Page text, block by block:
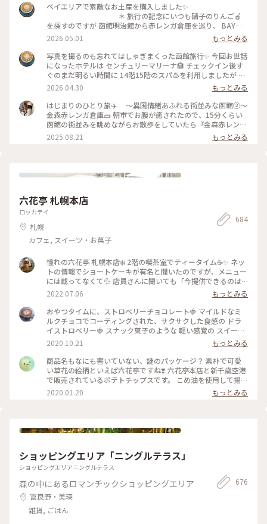
ベイエリアで素敵なお土産を購入しました✨
＊ 旅行の記念にいつも硝子のりんご🍎
を探すのですが 函館明治館から赤レンガ倉庫を巡り、 BAYは
こだて内、瑠璃工房さんで すり硝子とレースのりんごオブジ
ェに出会いました✨ お隣りのフクロウ🦉さんは 先日、小岩井
農場で出会いましたが、函館にも居ました😁
＊ そして、赤レンガ倉庫柄のポーチも🎵
初日に気になって見てたのですが購入には至らず… 次の日にな
り、やっぱり欲しい✨と 再びベイエリアへ🤪 買わなかったら
きっと後悔してた💦 そのくらいお気に入りになりました✨
＊ 写真たてに入れてあるのは センチュリ
ーマリーナのお土産屋さんで購入したポストカードです。 お部
屋の一角が函館になりました✨ ＊ #ちいさ
な列車旅
2026.05.01
もっとみる
写真を撮るのも忘れてはしゃぎまくった函館旅行✨ 今回お世話
になったホテルは センチュリーマリーナ🏨 チェックイン後す
ぐのまだ明るい時間に 14階15階のスパ♨️を利用しましたが 眺
めがサイコーでした🤗 15階の開放感溢れる露天風呂に、14階
のあつ湯は まだ肌寒い函館の春を歩いた体をしっかりほぐし
て😌 海や函館山を眺めながらの♨️至福✨ 夜は館内のジンギス
カン料理のお店を利用しました。 個室で楽しめるのでお酒🍻
も進みます⤴︎⤴︎ チェックイン前に金森赤レンガ倉庫のビアホ
ールで すでに2杯飲んでいましたが🤣 そして、噂に名高いセン
チュリーマリーナの朝食✨ 端から端まで見れないほどのものす
に欠けますが、本当にオススメのホテルです❗️
らの100万ドルの夜景🌃✨ これがなんと…食事の予約を19時に
してたので 日が暮れる前に函館山を下山という悲しい結果に
😭 食事の後また行こうか？とも考えたのですが… お酒がすす
み過ぎて外出出来ませんでした🤪 ＊ #
ちいさな列車旅
2026.04.30
もっとみる
はじまりのひとり旅✈️ 〜異国情緒あふれる街並みな函館②〜
金森赤レンガ倉庫🧱 朝市でお腹が癒されたので、15分くらい
函館の街並みを眺めながらお散歩をしていたら『金森赤レンガ
倉庫』に到着🗽 港に並ぶ赤レンガの倉庫は明治時代に建造さ
れ、歴史を感じさせられる外観と「函館ヒストリープラザ」
施設でした☺️ ＊函館煉瓦工場 ◦赤瓦コースター ◦アロマ
スティックも可愛くて、インテリアとして置いておけるのと、
挿すだけでお気に入りの香りが楽しめるところが素敵でした🪴
香りは旅の思い出としてお土産にするのも良いなと思い、お気
サリーも、色や形ひとつひとつに違う味が出ていて、どれを選
な場所でした🧸 📷2025.08.07 #一人旅#夏旅#ゆるり夏時間#北
海道#函館市#函館#函館駅#ベイエリア#金森赤レンガ倉庫#赤
レンガ倉庫#函館煉瓦工場#金森赤レンガ倉庫店#赤瓦#コース
ター#アロマ#アロマグッズ#香り#旅の思い出#ハンドメイドア
クセサリー#アクセサリー#ハンドメイド#ガラス製品#食器#函
2025.08.21 もっとみる
六花亭 札幌本店
ロッカテイ
札幌
カフェ, スイーツ・お菓子
684
憧れの六花亭 札幌本店❄️ 2階の喫茶室でティータイム☕️✨ ネッ
トの情報でショートケーキが有名と聞いたのですが、メニュー
には載ってなくて💦 店員さんに聞いても「今提供できるのは
メニューにあるものだけです」と言われたのでプディングケー
キにしてみました🍮 しっかりとした固めプリンが食べ応えバ
ツグン😋 やっぱり六花亭はプリンも美味しい💕 喫茶室を満喫
することができて良かったのですが、店舗限定のマルセイアイ
スサンドは喫茶室の順番待ちをしなくてもコーヒースタンドで
いただけたので、そっちでもよかったかもなんて思ったり😅 1
階ではお土産などの商品が販売されていました🎁 人気のお菓
子もバラで売られているので好きな数だけ買えて便利♪ 私は
自宅に配送してもらうことにして、細かい個数で注文させても
らいました😊 ポテトチップス以外はどれでも帯広の工場から
直送してもらえるようです🚛 後日、ギッシリと箱詰めされた
お菓子がクール便で届きました😆 こんなにあったら当分お菓
幌 #六花亭 #プリン #北海道土産 #Myことりっぷ
2022.07.06
もっとみる
おやつタイムに、ストロベリーチョコレート🍓 マイルドなミ
ルクチョコでコーティングされた、サクサクした食感の ドラ
イストロベリー🍓 スナック菓子のような 軽い感覚の スイーツ
です♬ ミルクチョコレートの甘味といちごの酸味が 程良く美
味しい✨ お馴染みの 花柄のパッケージ。 北海道が拠点の 六花
亭。 立ち寄った近くのスーパーで見つけて買いました😊 期間
限定なので、見つけてラッキーでした♡ #スイーツ #おみやげ
#チョコレート #ストロベリーチョコレート #北海道 #六花亭 #
わたしの街 #北海道フェア #近所のスーパーで見つけた #こと
りっぷ東京
2020.10.21
もっとみる
商品名もなにも書いていない、謎のパッケージ？ 素朴で可愛
い草花の絵柄といえば六花亭ですね❣️ 六花亭本店と新千歳空港
で販売されているポテトチップスです。 こめ油を使用して揚げ
ているからか、 さくっと軽い食感。 アメリカンなポテトチッ
プスと比べて ふわっと空気を含むえびせんのような感じがし
お子たちをディズニーランドに送迎したり“親戚の姉ちゃん”頑
2020.01.20 もっとみる
ショッピングエリア「ニングルテラス」
ショッピングエリアニングルテラス
森の中にあるロマンチックショッピングエリア
富良野・美瑛
雑貨, ごはん
676